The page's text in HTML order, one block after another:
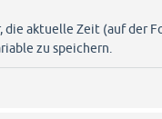
die aktuelle Zeit (auf der
zu speichern.